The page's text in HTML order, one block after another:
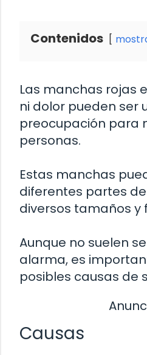
Contenidos
Las manchas rojas
ni dolor pueden ser
preocupación para
personas.
Estas manchas
diferentes partes
diversos tamaños y
Aunque no suelen
alarma, es
posibles causas de
Causas